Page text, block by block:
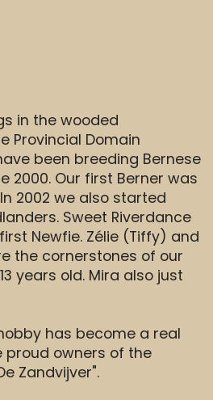
in the wooded
Provincial Domain
been breeding Bernese
2000. Our first Berner was
2002 we also started
Sweet Riverdance
Newfie. Zélie (Tiffy) and
the cornerstones of our
years old. Mira also just
has become a real
proud owners of the
Zandvijver".